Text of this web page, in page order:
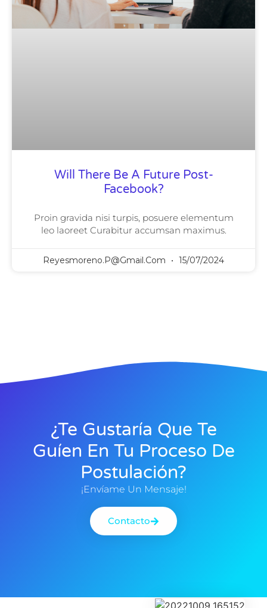
Will There Be A Future Post-
Facebook?
Proin gravida nisi turpis, posuere elementum
leo laoreet Curabitur accumsan maximus.
Reyesmoreno.p@gmail.com 15/07/2024
¿Te Gustaría Que Te
Guíen En Tu Proceso De
Postulación?
¡Envíame Un Mensaje!
Contacto